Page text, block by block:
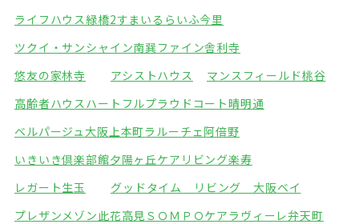
ライフハウス緑橋2すまいるらいふ今里
ツクイ・サンシャイン南巽ファイン舎利寺
悠友の家林寺
アシストハウス
マンスフィールド桃谷
高齢者ハウスハートフルプラウドコート晴明通
ベルパージュ大阪上本町ラルーチェ阿倍野
いきいき倶楽部館夕陽ヶ丘ケアリビング楽寿
レガート生玉
グッドタイム リビング 大阪ベイ
プレザンメゾン此花高見 ＳＯＭＰＯケアラヴィーレ弁天町